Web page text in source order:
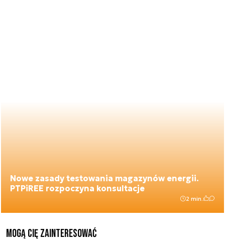
Nowe zasady testowania magazynów energii.
PTPiREE rozpoczyna konsultacje
2 min.
Mogą Cię zainteresować